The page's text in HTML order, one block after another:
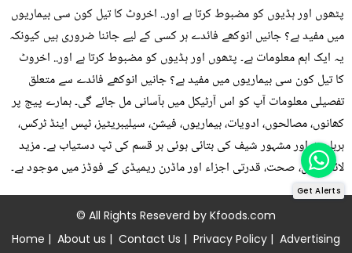
پٹھوں اور ہڈیوں کو مضبوط کرتا ہے اور.. اخروٹ کا تیل کون سی بیماریوں
میں مفید ہے؟ جانیں انوکھے فائدے ہر کسی کے لیے جاننا ضروری ہیں کیونکہ
یہ ایک اہم معلومات ہے۔ پٹھوں اور ہڈیوں کو مضبوط کرتا ہے اور.. اخروٹ
کا تیل کون سی بیماریوں میں مفید ہے؟ جانیں انوکھے فائدے سے متعلق
تفصیلی معلومات آپ کو اس آرٹیکل میں بآسانی مل جائے گی۔ ہمارے پیج پر
کھانوں، مصالحوں، ادویات، بیماریوں، فیشن، سیلیبریٹیز، ٹپس اینڈ ٹرکس،
ہربلسٹ اور مشہور شیف کی بتائی ہوئی ہر قسم کی ٹپ دستیاب ہے۔ مزید
لائف ٹپس، صحت، قدرتی اجزاء اور ماڈرن ریمیڈی کے فوڈز میں موجود ہے۔
© All Rights Reseverd by Kfoods.com
Home | About us | Contact Us | Privacy Policy | Advertising
Get Alerts